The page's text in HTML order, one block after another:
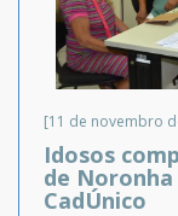
[11 de novembro
Idosos
de
CadÚnico